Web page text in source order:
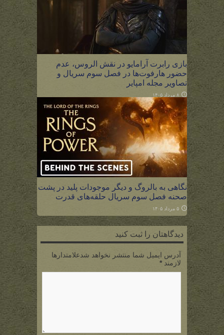
بازی رابرت آرامایو در نقش الروس، عدم
حضور هارفوت‌ها در فصل سوم سریال و
تصاویر مجله امپایر
۸ مرداد ۱۴۰۵
نگاهی به بالروگ و دیگر موجودات پلید در پشت
صحنه فصل سوم سریال حلقه‌های قدرت
۵ مرداد ۱۴۰۵
دیدگاهتان را ثبت کنید
آدرس ایمیل شما منتشر نخواهد شدعلامتدارها
لازمند *